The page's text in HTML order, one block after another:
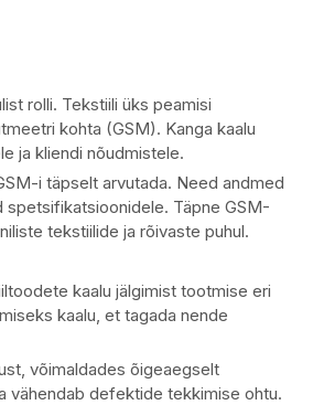
rolli. Tekstiili üks peamisi
kohta (GSM). Kanga kaalu
ja kliendi nõudmistele.
i täpselt arvutada. Need andmed
Täpne GSM-
tekstiilide ja rõivaste puhul.
kaalu jälgimist tootmise eri
kaalu, et tagada nende
võimaldades õigeaegselt
vähendab defektide tekkimise ohtu.